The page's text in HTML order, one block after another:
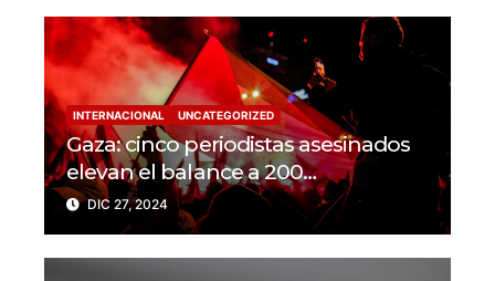
INTERNACIONAL UNCATEGORIZED
Gaza: cinco periodistas asesinados
elevan el balance a 200
trabajadores de la prensa muertos
en 2024
DIC 27, 2024